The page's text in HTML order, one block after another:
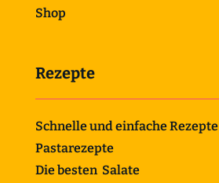
Shop
Rezepte
Schnelle und einfache Rezepte
Pastarezepte
Die besten Salate